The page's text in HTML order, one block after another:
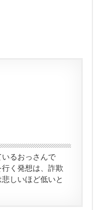
るおっさんで
く発想は、詐欺
しいほど低いと